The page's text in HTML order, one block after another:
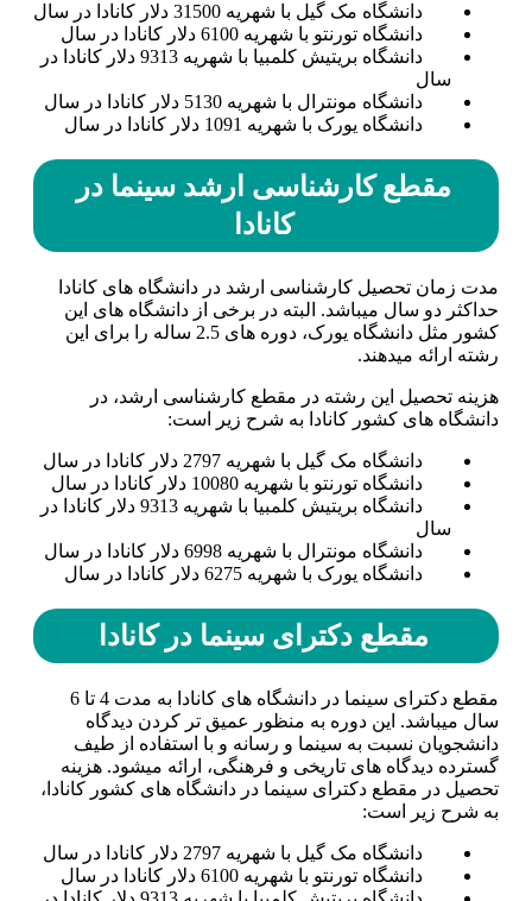
دانشگاه مک گیل با شهریه 31500 دلار کانادا در سال
دانشگاه تورنتو با شهریه 6100 دلار کانادا در سال
دانشگاه بریتیش کلمبیا با شهریه 9313 دلار کانادا در
سال
دانشگاه مونترال با شهریه 5130 دلار کانادا در سال
دانشگاه یورک با شهریه 1091 دلار کانادا در سال
مقطع کارشناسی ارشد سینما در
کانادا
مدت زمان تحصیل کارشناسی ارشد در دانشگاه­ های کانادا
حداکثر دو سال می­باشد. البته در برخی از دانشگاه­ های این
کشور مثل دانشگاه یورک، دوره های 2.5 ساله را برای این
رشته ارائه می­دهند.
هزینه تحصیل این رشته در مقطع کارشناسی ارشد، در
دانشگاه ­های کشور کانادا به شرح زیر است:
دانشگاه مک گیل با شهریه 2797 دلار کانادا در سال
دانشگاه تورنتو با شهریه 10080 دلار کانادا در سال
دانشگاه بریتیش کلمبیا با شهریه 9313 دلار کانادا در
سال
دانشگاه مونترال با شهریه 6998 دلار کانادا در سال
دانشگاه یورک با شهریه 6275 دلار کانادا در سال
مقطع دکترای سینما در کانادا
مقطع دکترای سینما در دانشگاه­ های کانادا به مدت 4 تا 6
سال می­باشد. این دوره به منظور عمیق تر کردن دیدگاه
دانشجویان نسبت به سینما و رسانه و با استفاده از طیف
گسترده دیدگاه­ های تاریخی و فرهنگی، ارائه می­شود. هزینه
تحصیل در مقطع دکترای سینما در دانشگاه ­های کشور کانادا،
به شرح زیر است:
دانشگاه مک گیل با شهریه 2797 دلار کانادا در سال
دانشگاه تورنتو با شهریه 6100 دلار کانادا در سال